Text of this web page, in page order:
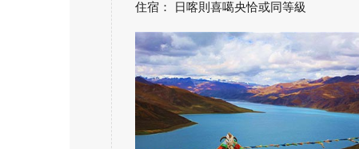
住宿： 日喀則喜噶央恰或同等級